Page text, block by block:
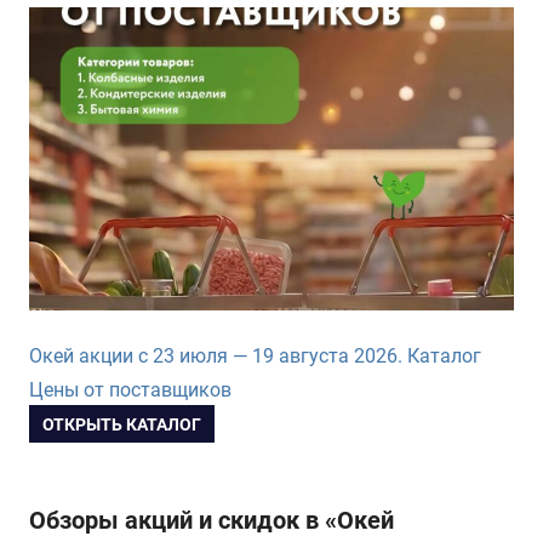
Окей акции с 23 июля — 19 августа 2026. Каталог
Цены от поставщиков
ОТКРЫТЬ КАТАЛОГ
Обзоры акций и скидок в «Окей